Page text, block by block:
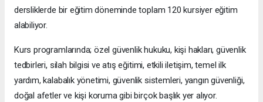
dersliklerde bir eğitim döneminde toplam 120 kursiyer eğitim
alabiliyor.
Kurs programlarında; özel güvenlik hukuku, kişi hakları, güvenlik
tedbirleri, silah bilgisi ve atış eğitimi, etkili iletişim, temel ilk
yardım, kalabalık yönetimi, güvenlik sistemleri, yangın güvenliği,
doğal afetler ve kişi koruma gibi birçok başlık yer alıyor.